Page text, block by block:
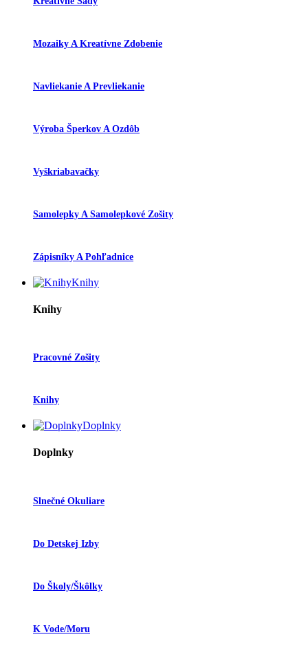
Mozaiky A Kreatívne Zdobenie
Navliekanie A Prevliekanie
Výroba Šperkov A Ozdôb
Vyškriabavačky
Samolepky A Samolepkové Zošity
Zápisníky A Pohľadnice
Knihy
Knihy
Pracovné Zošity
Knihy
Doplnky
Doplnky
Slnečné Okuliare
Do Detskej Izby
Do Školy/škôlky
K Vode/moru